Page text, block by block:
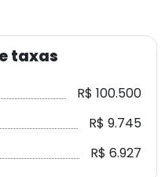
taxas
R$ 100.500
R$ 9.745
R$ 6.927